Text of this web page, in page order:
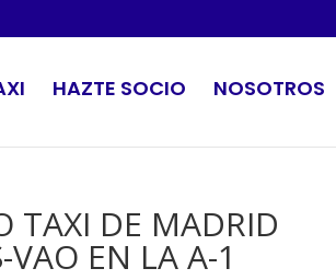
HAZTE SOCIO NOSOTROS
TAXI DE MADRID
EN LA A-1